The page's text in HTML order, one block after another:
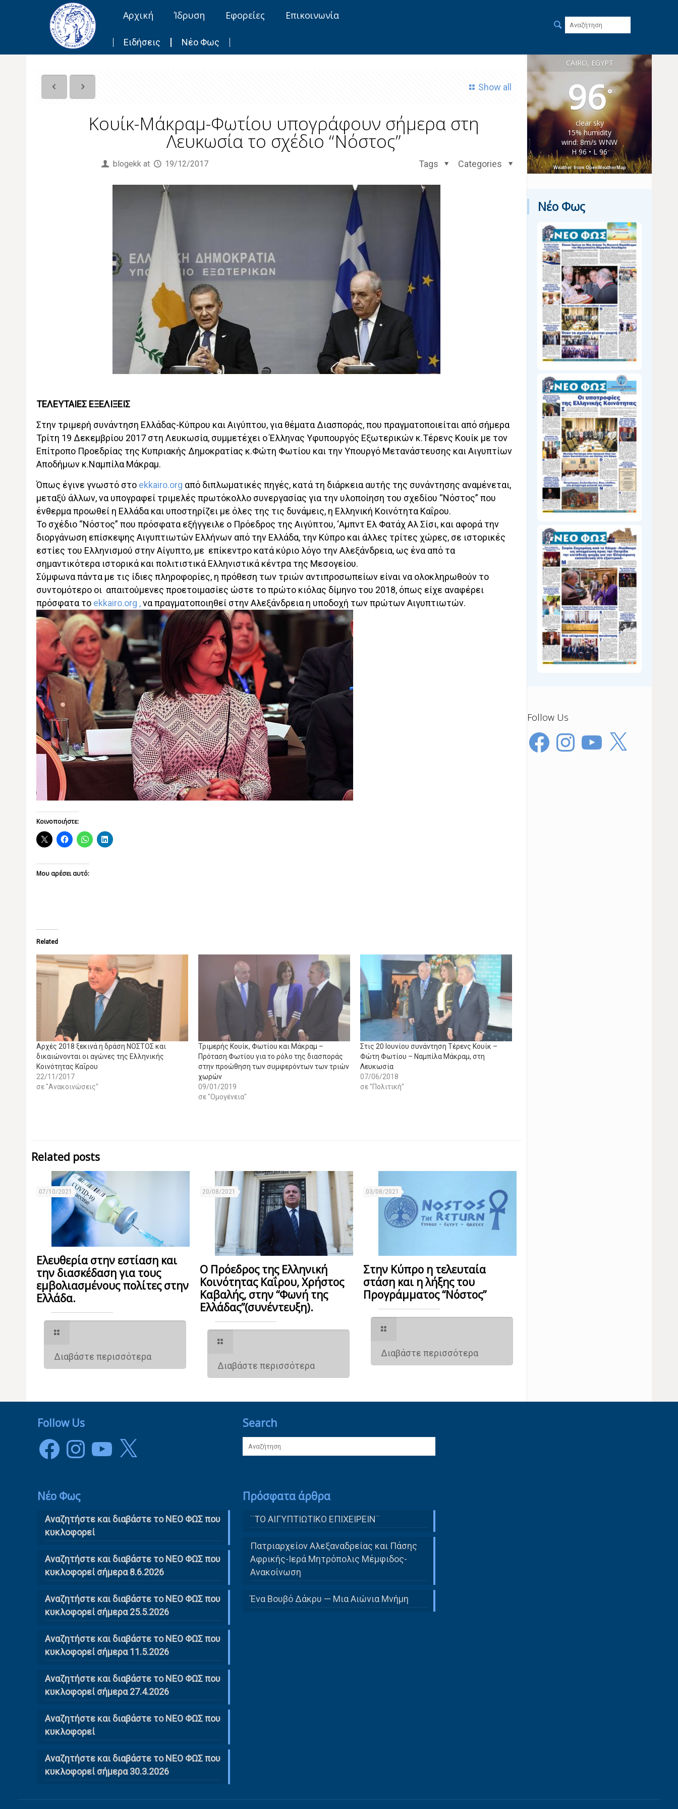
Αρχική Ίδρυση Εφορείες Επικοινωνία
Ειδήσεις Νέο Φως
Show all
Κουίκ-Μάκραμ-Φωτίου υπογράφουν σήμερα στη
Λευκωσία το σχέδιο “Νόστος”
blogekk at 19/12/2017 Categories
Tags
ΤΕΛΕΥΤΑΙΕΣ ΕΞΕΛΙΞΕΙΣ
Στην τριμερή συνάντηση Ελλάδας-Κύπρου και Αιγύπτου, για θέματα Διασποράς, που πραγματοποιείται από σήμερα
Τρίτη 19 Δεκεμβρίου 2017 στη Λευκωσία, συμμετέχει ο Έλληνας Υφυπουργός Εξωτερικών κ.Τέρενς Κουίκ με τον
Επίτροπο Προεδρίας της Κυπριακής Δημοκρατίας κ.Φώτη Φωτίου και την Υπουργό Μετανάστευσης και Αιγυπτίων
Αποδήμων κ.Ναμπίλα Μάκραμ.
Όπως έγινε γνωστό στο ekkairo.org από διπλωματικές πηγές, κατά τη διάρκεια αυτής της συνάντησης αναμένεται,
μεταξύ άλλων, να υπογραφεί τριμελές πρωτόκολλο συνεργασίας για την υλοποίηση του σχεδίου “Νόστος” που
ένθερμα προωθεί η Ελλάδα και υποστηρίζει με όλες της τις δυνάμεις, η Ελληνική Κοινότητα Καΐρου.
Το σχέδιο “Νόστος” που πρόσφατα εξήγγειλε ο Πρόεδρος της Αιγύπτου, ‘Αμπντ Ελ Φατάχ Αλ Σίσι, και αφορά την
διοργάνωση επίσκεψης Αιγυπτιωτών Ελλήνων από την Ελλάδα, την Κύπρο και άλλες τρίτες χώρες, σε ιστορικές
εστίες του Ελληνισμού στην Αίγυπτο, με επίκεντρο κατά κύριο λόγο την Αλεξάνδρεια, ως ένα από τα
σημαντικότερα ιστορικά και πολιτιστικά Ελληνιστικά κέντρα της Μεσογείου.
Σύμφωνα πάντα με τις ίδιες πληροφορίες, η πρόθεση των τριών αντιπροσωπείων είναι να ολοκληρωθούν το
συντομότερο οι απαιτούμενες προετοιμασίες ώστε το πρώτο κιόλας δίμηνο του 2018, όπως είχε αναφέρει
πρόσφατα το ekkairo.org ,να πραγματοποιηθεί στην Αλεξάνδρεια η υποδοχή των πρώτων Αιγυπτιωτών.
Κοινοποιήστε:
Μου αρέσει αυτό:
Related
Αρχές 2018 ξεκινά η δράση ΝΟΣΤΟΣ και
δικαιώνονται οι αγώνες της Ελληνικής
Κοινότητας Καΐρου
22/11/2017
σε "Ανακοινώσεις"
Τριμερής Κουίκ, Φωτίου και Μάκραμ –
Πρόταση Φωτίου για το ρόλο της διασποράς
στην προώθηση των συμφερόντων των τριών
χωρών
09/01/2019
σε "Ομογένεια"
Στις 20 Ιουνίου συνάντηση Τέρενς Κουίκ –
Φώτη Φωτίου – Ναμπίλα Μάκραμ, στη
Λευκωσία
07/06/2018
σε "Πολιτική"
Related posts
07/10/2021
Ελευθερία στην εστίαση και
την διασκέδαση για τους
εμβολιασμένους πολίτες στην
Ελλάδα.
Διαβάστε περισσότερα
20/08/2021
Ο Πρόεδρος της Ελληνική
Κοινότητας Καΐρου, Χρήστος
Καβαλής, στην “Φωνή της
Ελλάδας”(συνέντευξη).
Διαβάστε περισσότερα
03/08/2021
Στην Κύπρο η τελευταία
στάση και η λήξης του
Προγράμματος “Νόστος”
Διαβάστε περισσότερα
CAIRO, EGYPT
96°
clear sky
15% humidity
wind: 8m/s WNW
H 96 • L 96
Weather from OpenWeatherMap
Νέο Φως
Follow Us
FacebookInstagramYouTube
X
Follow Us
FacebookInstagramYouTube
X
Νέο Φως
Αναζητήστε και διαβάστε το NΕΟ ΦΩΣ που
κυκλοφορεί
Αναζητήστε και διαβάστε το ΝΕΟ ΦΩΣ που
κυκλοφορεί σήμερα 8.6.2026
Αναζητήστε και διαβάστε το ΝΕΟ ΦΩΣ που
κυκλοφορεί σήμερα 25.5.2026
Αναζητήστε και διαβάστε το ΝΕΟ ΦΩΣ που
κυκλοφορεί σήμερα 11.5.2026
Αναζητήστε και διαβάστε το ΝΕΟ ΦΩΣ που
κυκλοφορεί σήμερα 27.4.2026
Αναζητήστε και διαβάστε το ΝΕΟ ΦΩΣ που
κυκλοφορεί
Αναζητήστε και διαβάστε το ΝΕΟ ΦΩΣ που
κυκλοφορεί σήμερα 30.3.2026
Search
Πρόσφατα άρθρα
¨ΤΟ ΑΙΓΥΠΤΙΩΤΙΚΟ ΕΠΙΧΕΙΡΕΙΝ¨
Πατριαρχείον Αλεξαναδρείας και Πάσης
Αφρικής-Ιερά Μητρόπολις Μέμφιδος-
Ανακοίνωση
Ένα Βουβό Δάκρυ — Μια Αιώνια Μνήμη